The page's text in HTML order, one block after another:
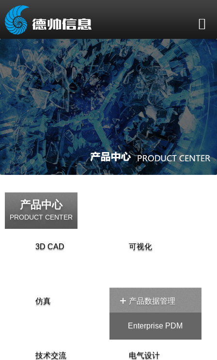
产品中心
PRODUCT CENTER
3D CAD 可视化
仿真 产品数据管理
Enterprise PDM
技术交流 电气设计